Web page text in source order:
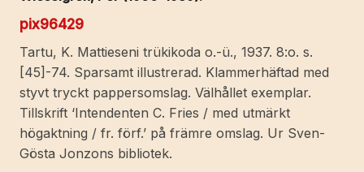
pix96429
Tartu, K. Mattieseni trükikoda o.-ü., 1937. 8:o. s.
[45]-74. Sparsamt illustrerad. Klammerhäftad med
styvt tryckt pappersomslag. Välhållet exemplar.
Tillskrift ‘Intendenten C. Fries / med utmärkt
högaktning / fr. förf.’ på främre omslag. Ur Sven-
Gösta Jonzons bibliotek.